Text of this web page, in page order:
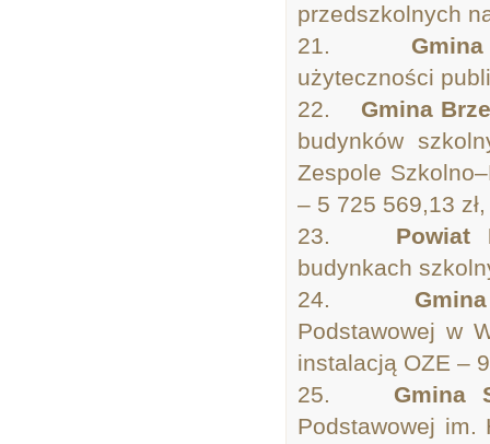
przedszkolnych
21.
użyteczności
22. Gmina
budynków
Zespole
– 5 725 569,13 zł,
23.
budynkach
24.
Podstawowej w
instalacją OZE –
25. Gmina
Podstawowej im.